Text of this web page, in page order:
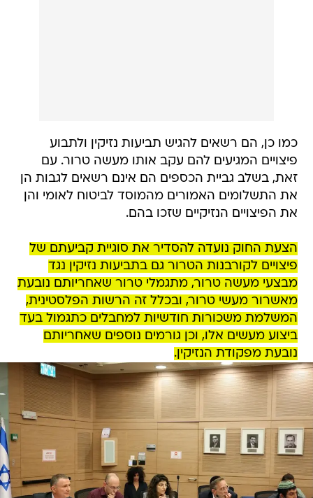
כמו כן, הם רשאים להגיש תביעות נזיקין ולתבוע
פיצויים המגיעים להם עקב אותו מעשה טרור. עם
זאת, בשלב גביית הכספים הם אינם רשאים לגבות הן
את התשלומים האמורים מהמוסד לביטוח לאומי והן
את הפיצויים הנזיקיים שזכו בהם.
הצעת החוק נועדה להסדיר את סוגיית קביעתם של
פיצויים לקורבנות הטרור גם בתביעות נזיקין נגד
מבצעי מעשה טרור, מתגמלי טרור שאחריותם נובעת
מאשרור מעשי טרור, ובכלל זה הרשות הפלסטינית,
המשלמת משכורות חודשיות למחבלים כתגמול בעד
ביצוע מעשים אלו, וכן גורמים נוספים שאחריותם
נובעת מפקודת הנזיקין.